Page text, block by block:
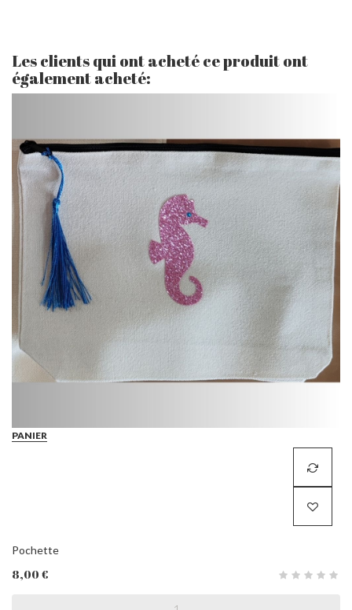
Les clients qui ont acheté ce produit ont
également acheté:
PANIER
Pochette
8,00 €